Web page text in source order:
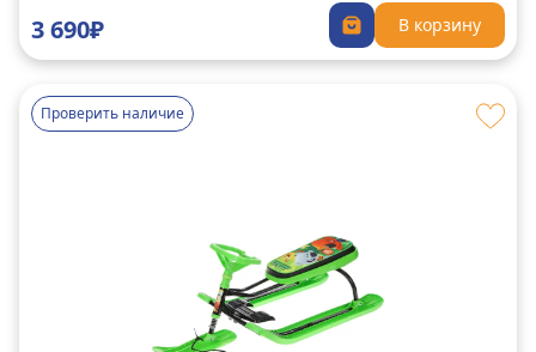
3 690₽ В корзину
Проверить наличие